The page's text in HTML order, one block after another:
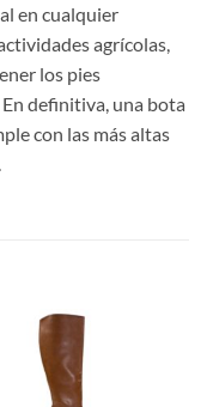
en cualquier
agrícolas,
los pies
definitiva, una bota
con las más altas